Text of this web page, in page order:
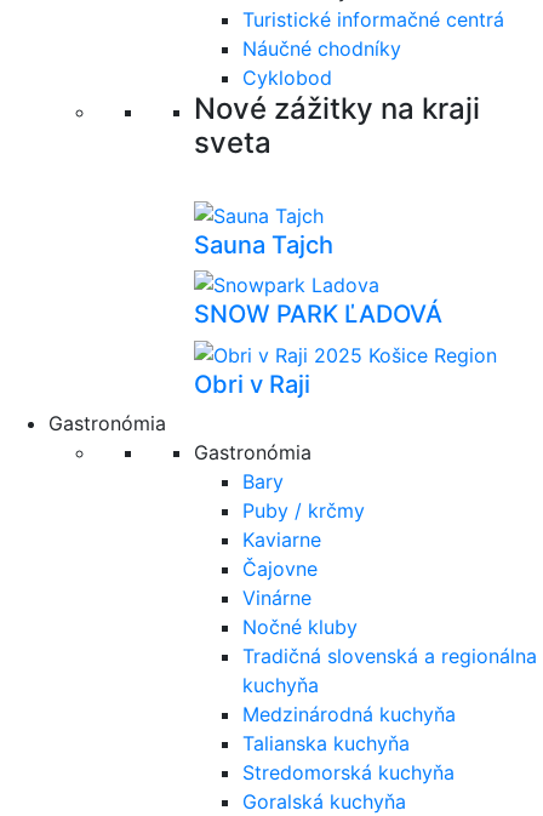
Turistické informačné centrá
Náučné chodníky
Cyklobod
Nové zážitky na kraji
sveta
Sauna Tajch
SNOW PARK ĽADOVÁ
Obri v Raji
Gastronómia
Gastronómia
Bary
Puby / krčmy
Kaviarne
Čajovne
Vinárne
Nočné kluby
Tradičná slovenská a regionálna
kuchyňa
Medzinárodná kuchyňa
Talianska kuchyňa
Stredomorská kuchyňa
Goralská kuchyňa